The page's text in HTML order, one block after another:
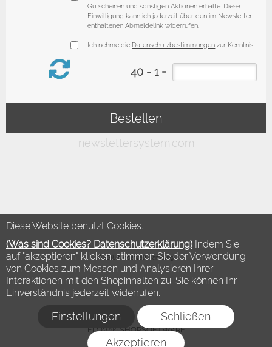
Diese Website benutzt Cookies.
(Was sind Cookies? Datenschutzerklärung) Indem Sie
auf "akzeptieren" klicken, stimmen Sie der Verwendung
von Cookies zum Messen und Analysieren Ihrer
Interaktionen mit den Shopinhalten zu. Sie können Ihr
Einverständnis jederzeit widerrufen.
Einstellungen Schließen
Akzeptieren
©2018 Modewelt Hamburg
FLOW® SHOPSOFTWARE